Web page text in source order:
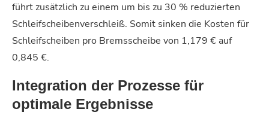
führt zusätzlich zu einem um bis zu 30 % reduzierten
Schleifscheibenverschleiß. Somit sinken die Kosten für
Schleifscheiben pro Bremsscheibe von 1,179 € auf
0,845 €.
Integration der Prozesse für
optimale Ergebnisse